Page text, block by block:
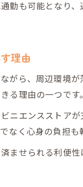
勤も可能となり
理由
がら、周辺環境
る理由の一つです。
ニエンスストア
なく心身の負担も
ませられる利便